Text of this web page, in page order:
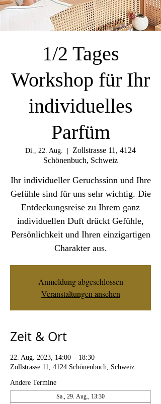
1/2 Tages
Workshop für Ihr
individuelles
Parfüm
Di., 22. Aug.
Zollstrasse 11, 4124
Schönenbuch, Schweiz
Ihr individueller Geruchssinn und Ihre
Gefühle sind für uns sehr wichtig. Die
Entdeckungsreise zu Ihrem ganz
individuellen Duft drückt Gefühle,
Persönlichkeit und Ihren einzigartigen
Charakter aus.
Anmeldung abgeschlossen
Veranstaltungen ansehen
Zeit & Ort
22. Aug. 2023, 14:00 – 18:30
Zollstrasse 11, 4124 Schönenbuch, Schweiz
Andere Termine
Sa., 29. Aug., 13:30